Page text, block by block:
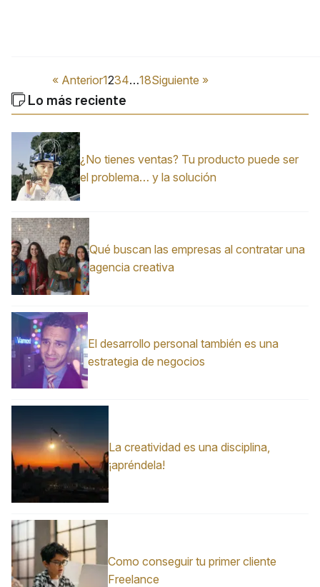
« Anterior1234…18Siguiente »
Lo más reciente
¿No tienes ventas? Tu producto puede ser
el problema… y la solución
Qué buscan las empresas al contratar una
agencia creativa
El desarrollo personal también es una
estrategia de negocios
La creatividad es una disciplina,
¡apréndela!
Como conseguir tu primer cliente
Freelance